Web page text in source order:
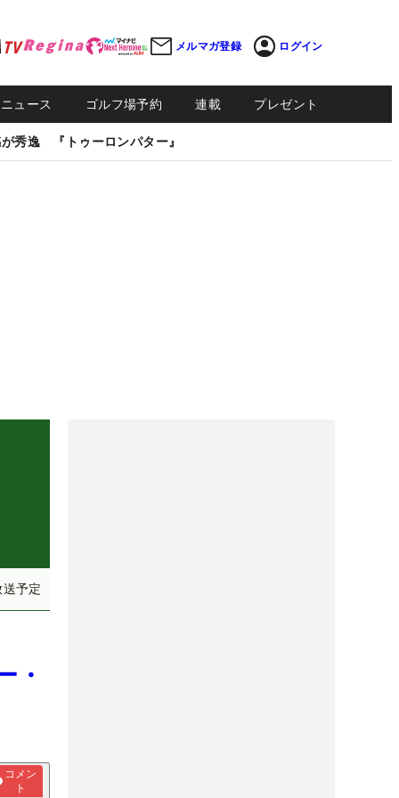
メルマガ登録 ログイン
ュース ゴルフ場予約 連載 プレゼント
秀逸 『トゥーロンパター』
予定
・
コメン
ト